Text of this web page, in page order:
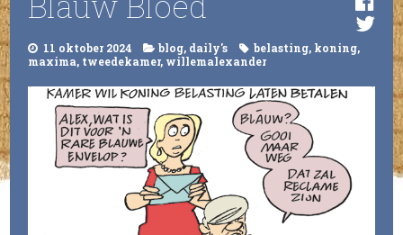
11 oktober 2024 blog, daily's belasting, koning,
maxima, tweedekamer, willemalexander